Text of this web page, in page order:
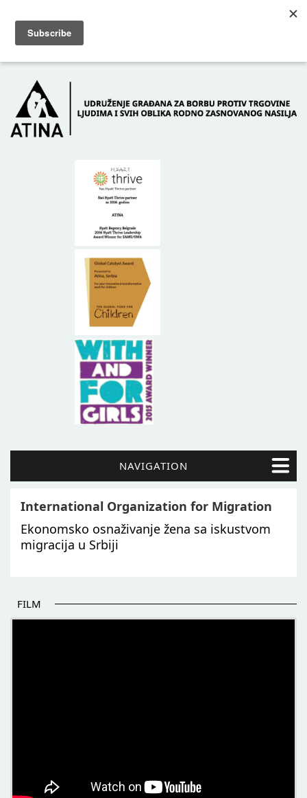
POČETNA O NAMA
NAVIGATION
International Organization for Migration
Ekonomsko osnaživanje žena sa iskustvom
migracija u Srbiji
FILM